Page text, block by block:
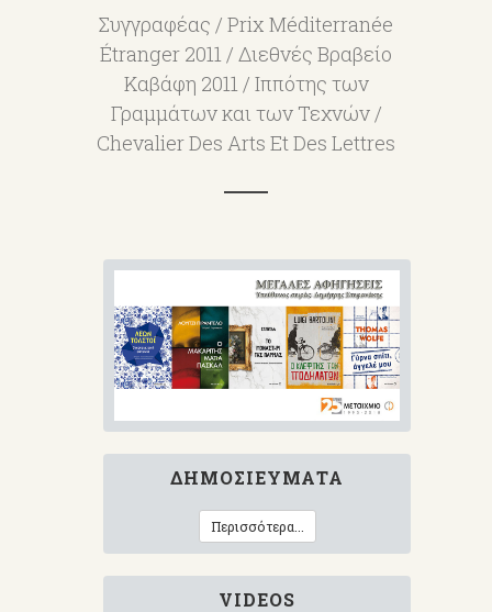
Συγγραφέας / Prix Méditerranée
Étranger 2011 / Διεθνές Βραβείο
Καβάφη 2011 / Ιππότης των
Γραμμάτων και των Τεχνών /
Chevalier Des Arts Et Des Lettres
ΔΗΜΟΣΙΕΎΜΑΤΑ
Περισσότερα...
VIDEOS